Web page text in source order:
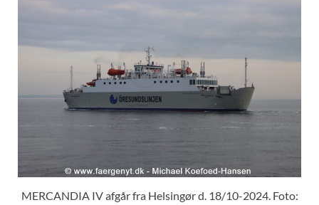
MERCANDIA IV afgår fra Helsingør d. 18/10-2024. Foto: